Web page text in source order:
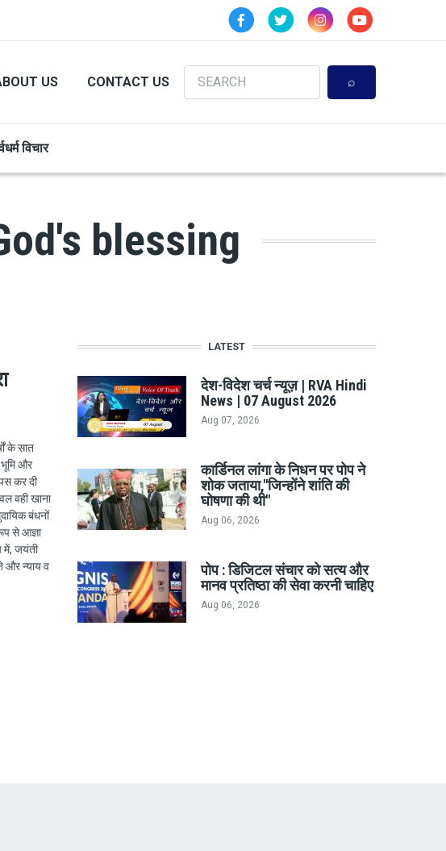
US CONTACT US
Search
विचार
blessing
के सात
भूमि और
कर दी
वही खाना
बंधनों
से आज्ञा
में, जयंती
न्याय व
LATEST
देश-विदेश चर्च न्यूज़ | RVA Hindi
News | 07 August 2026
Aug 07, 2026
कार्डिनल लांगा के निधन पर पोप ने
शोक जताया,"जिन्होंने शांति की
घोषणा की थी"
Aug 06, 2026
पोप : डिजिटल संचार को सत्य और
मानव प्रतिष्ठा की सेवा करनी चाहिए
Aug 06, 2026